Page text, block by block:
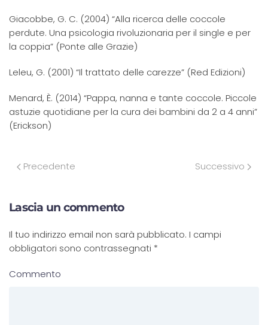
Giacobbe, G. C. (2004) “Alla ricerca delle coccole
perdute. Una psicologia rivoluzionaria per il single e per
la coppia” (Ponte alle Grazie)
Leleu, G. (2001) “Il trattato delle carezze” (Red Edizioni)
Menard, È. (2014) “Pappa, nanna e tante coccole. Piccole
astuzie quotidiane per la cura dei bambini da 2 a 4 anni”
(Erickson)
Precedente Successivo
Lascia un commento
Il tuo indirizzo email non sarà pubblicato. I campi
obbligatori sono contrassegnati *
Commento